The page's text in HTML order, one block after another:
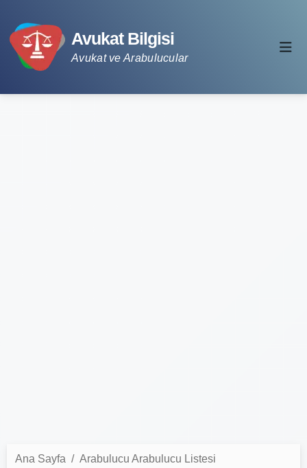
Avukat Bilgisi
Avukat ve Arabulucular
Ana Sayfa
Arabulucu Arabulucu Listesi